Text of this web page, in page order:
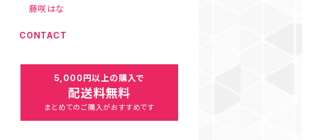
藤咲はな
CONTACT
5,000円以上の購入で
配送料無料
まとめてのご購入がおすすめです